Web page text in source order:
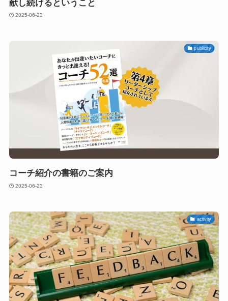
献し続けるということ
2025-06-23
publicity
コーチ紹介の書籍のご案内
2025-06-23
activity